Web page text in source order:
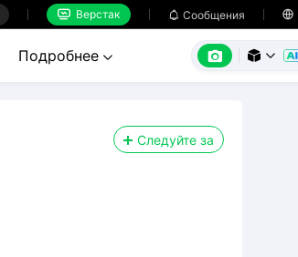
 Верстак  Сообщения 
Подробнее    
Следуйте за